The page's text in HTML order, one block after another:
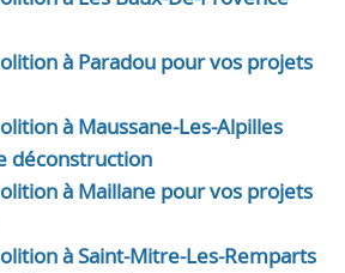
à Paradou pour vos projets
à Maussane-Les-Alpilles
déconstruction
à Maillane pour vos projets
à Saint-Mitre-Les-Remparts